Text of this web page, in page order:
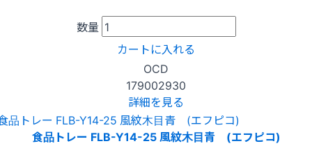
数量
カートに入れる
OCD
179002930
詳細を見る
食品トレー FLB-Y14-25 風紋木目青 (エフピコ)